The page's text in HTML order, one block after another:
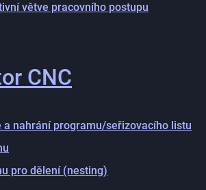
větve pracovního postupu
CNC
a nahrání programu/seřizovacího listu
pro dělení (nesting)